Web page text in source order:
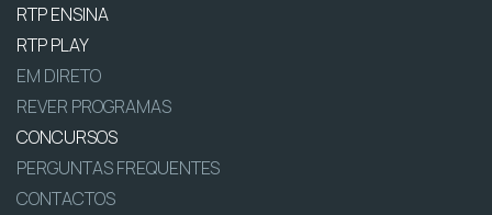
RTP ENSINA
RTP PLAY
EM DIRETO
REVER PROGRAMAS
CONCURSOS
PERGUNTAS FREQUENTES
CONTACTOS